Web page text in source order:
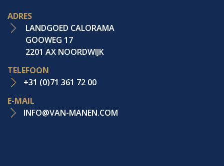
ADRES
LANDGOED CALORAMA
GOOWEG 17
2201 AX NOORDWIJK
TELEFOON
+31 (0)71 361 72 00
E-MAIL
INFO@VAN-MANEN.COM